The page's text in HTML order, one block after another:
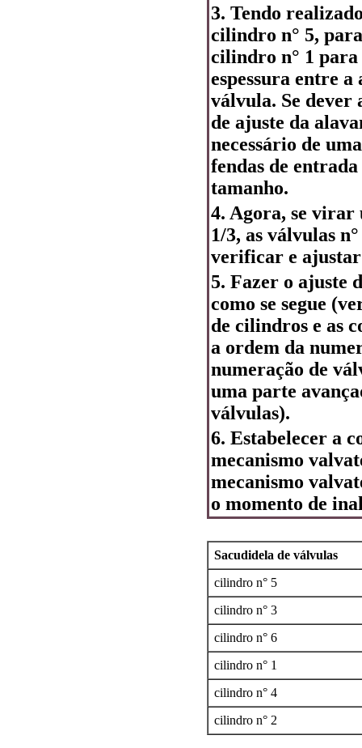
3. Tendo
cilindro n° 5,
cilindro n° 1 para
espessura entre
válvula. Se
de ajuste da
necessário de
fendas de
tamanho.
4. Agora, se virar
1/3, as válvulas
verificar e ajustar
5. Fazer o ajuste
como se segue
de cilindros e as
a ordem da
numeração de
uma parte
válvulas).
6. Estabelecer a
mecanismo
mecanismo
o momento de
Sacudidela de válvulas
cilindro n° 5
cilindro n° 3
cilindro n° 6
cilindro n° 1
cilindro n° 4
cilindro n° 2